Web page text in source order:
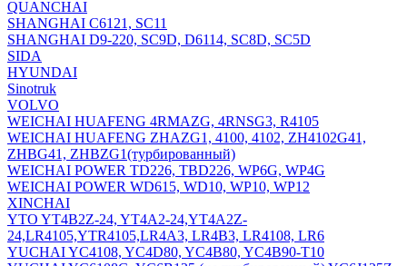
QUANCHAI
SHANGHAI C6121, SC11
SHANGHAI D9-220, SC9D, D6114, SC8D, SC5D
SIDA
HYUNDAI
Sinotruk
VOLVO
WEICHAI HUAFENG 4RMAZG, 4RNSG3, R4105
WEICHAI HUAFENG ZHAZG1, 4100, 4102, ZH4102G41,
ZHBG41, ZHBZG1(турбированный)
WEICHAI POWER TD226, TBD226, WP6G, WP4G
WEICHAI POWER WD615, WD10, WP10, WP12
XINCHAI
YTO YT4B2Z-24, YT4A2-24,YT4A2Z-
24,LR4105,YTR4105,LR4A3, LR4B3, LR4108, LR6
YUCHAI YC4108, YC4D80, YC4B80, YC4B90-T10